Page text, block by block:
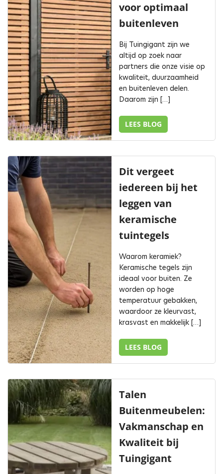
voor optimaal
buitenleven
Bij Tuingigant zijn we
altijd op zoek naar
partners die onze visie op
kwaliteit, duurzaamheid
en buitenleven delen.
Daarom zijn […]
LEES BLOG
Dit vergeet
iedereen bij het
leggen van
keramische
tuintegels
Waarom keramiek?
Keramische tegels zijn
ideaal voor buiten. Ze
worden op hoge
temperatuur gebakken,
waardoor ze kleurvast,
krasvast en makkelijk […]
LEES BLOG
Talen
Buitenmeubelen:
Vakmanschap en
Kwaliteit bij
Tuingigant